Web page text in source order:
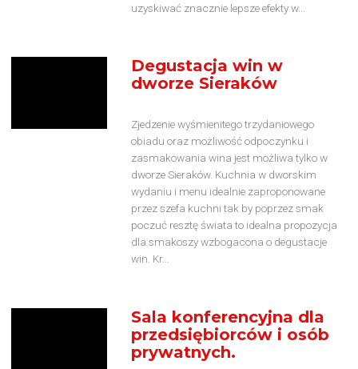
uzyskiwać znacznie lepsze efekty w...
Degustacja win w
dworze Sieraków
Zjedzenie wyśmienitego trzydaniowego
obiadu oraz możliwość odpoczynku i
zasmakowania wina jest możliwa tylko w
dworze Sieraków. Kuchnia w dworskim
wydaniu i menu idealnie zaproponowane
przez szefa kuchni tak by poprzez smak
poczuć resztę świata to idealna propozycja
dla smakoszy wzbogacona o degustacje
win. Kr...
Sala konferencyjna dla
przedsiębiorców i osób
prywatnych.